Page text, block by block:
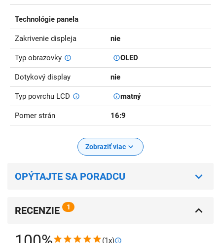
Technológie panela
Zakrivenie displeja nie
Typ obrazovky OLED
Dotykový display nie
Typ povrchu LCD matný
Pomer strán 16:9
Zobraziť viac
OPÝTAJTE SA PORADCU
RECENZIE 1
(1x)